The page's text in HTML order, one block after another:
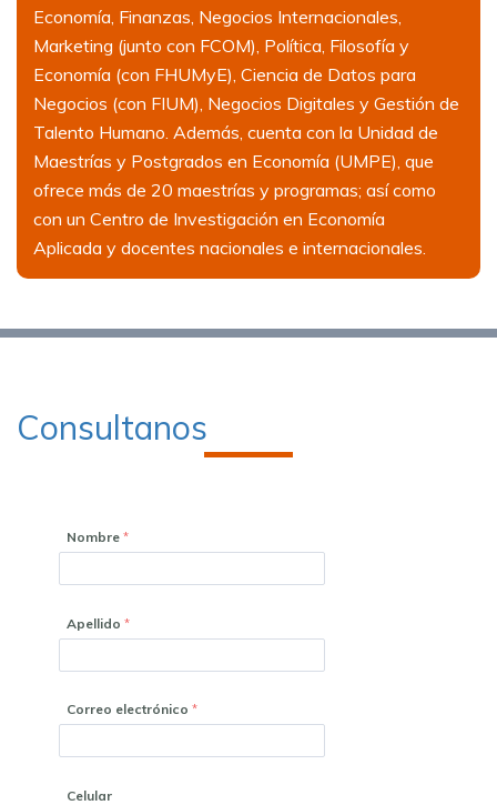
Economía, Finanzas, Negocios Internacionales,
Marketing (junto con FCOM), Política, Filosofía y
Economía (con FHUMyE), Ciencia de Datos para
Negocios (con FIUM), Negocios Digitales y Gestión de
Talento Humano. Además, cuenta con la Unidad de
Maestrías y Postgrados en Economía (UMPE), que
ofrece más de 20 maestrías y programas; así como
con un Centro de Investigación en Economía
Aplicada y docentes nacionales e internacionales.
Consultanos
Nombre
Apellido
Correo electrónico
Celular